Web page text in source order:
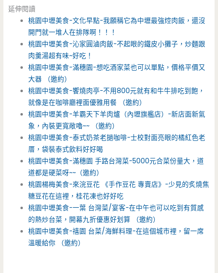
延伸閱讀
桃園中壢美食-文化早點-我願稱它為中壢最強焢肉飯，還沒
開門就一堆人在排隊啊！！！
桃園中壢美食-沁家圓滷肉飯-不起眼的鐵皮小攤子，炒麵跟
肉羹湯超有味~好吃！
桃園中壢美食-滿穗園-想吃酒家菜也可以單點，價格平價又
大器 （邀約）
桃園中壢美食-饗燒肉亭-不用800元就有和牛牛排吃到飽，
就像是在咖啡廳裡面優雅用餐 （邀約）
桃園中壢美食-羊霸天下羊肉爐（內壢旗艦店）-新店面新氣
象，內裝更寬敞嚕~~ （邀約）
桃園中壢美食-泰式奶茶老撾咖啡-士校對面亮眼的橘紅色老
厝，袋裝泰式飲料好好喝
桃園中壢美食-滿穗園 手路台灣菜-5000元合菜份量大，道
道都是硬菜呀~~（邀約）
桃園楊梅美食-來浣豆花 《手作豆花 專賣店》-少見的炙燒焦
糖豆花在這裡，桂花凍也好好吃
桃園中壢美食-一葉 台灣菜/宴客-在中午也可以吃到有質感
的熱炒台菜，開幕九折優惠好划算 （邀約）
桃園中壢美食-禧園 台菜/海鮮料理-在這個城市裡，留一席
溫暖給你 （邀約）